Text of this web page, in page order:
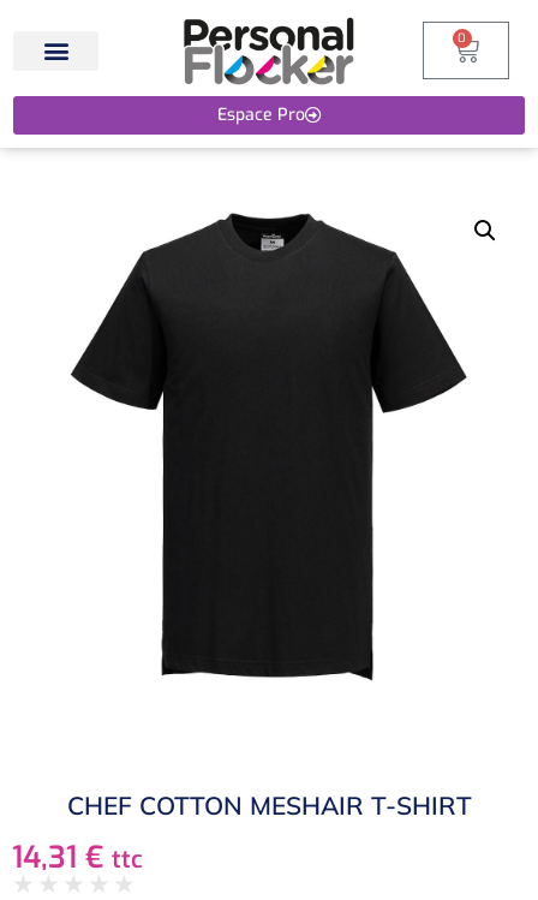
Espace Pro
0
CHEF COTTON MESHAIR T-SHIRT
14,31 € ttc
★ ★ ★ ★ ★